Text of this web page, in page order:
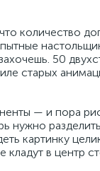
количество
50
старых
— и пора
нужно
картинку
кладут в центр